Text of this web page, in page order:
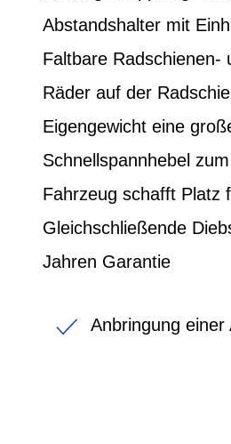
Abstandshalter mit
Faltbare Radschienen-
Räder auf der
Eigengewicht eine
Schnellspannhebel
Fahrzeug schafft Platz
Gleichschließende
Jahren Garantie
Anbringung